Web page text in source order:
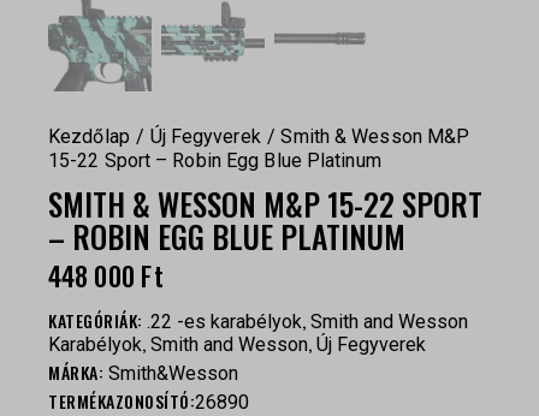
Kezdőlap Új Fegyverek
Smith & Wesson M&P
15-22 Sport – Robin Egg Blue Platinum
SMITH & WESSON M&P 15-22 SPORT
– ROBIN EGG BLUE PLATINUM
448 000 Ft
KATEGÓRIÁK: .22 -es karabélyok, Smith and Wesson
Karabélyok, Smith and Wesson, Új Fegyverek
MÁRKA: Smith&Wesson
TERMÉKAZONOSÍTÓ:26890